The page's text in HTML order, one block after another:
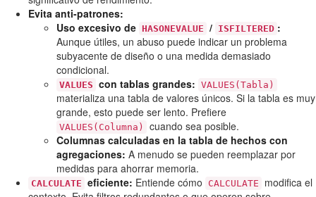
Evita anti-patrones:
Uso excesivo de HASONEVALUE / ISFILTERED :
Aunque útiles, un abuso puede indicar un problema
subyacente de diseño o una medida demasiado
condicional.
VALUES con tablas grandes: VALUES(Tabla)
materializa una tabla de valores únicos. Si la tabla es muy
grande, esto puede ser lento. Prefiere
VALUES(Columna)
cuando sea posible.
Columnas calculadas en la tabla de hechos con
agregaciones: A menudo se pueden reemplazar por
medidas para ahorrar memoria.
CALCULATE eficiente: Entiende cómo CALCULATE
modifica el